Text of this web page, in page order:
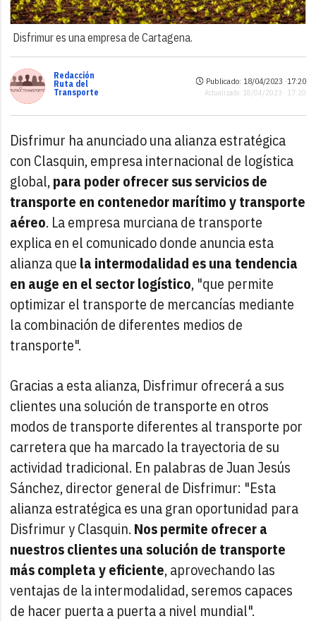
Disfrimur es una empresa de Cartagena.
Redacción
Ruta del
Transporte
Publicado: 18/04/2023 ·17:20
Actualizado: 18/04/2023 · 17:20
Disfrimur ha anunciado una alianza estratégica
con Clasquin, empresa internacional de logística
global,para poder ofrecer sus servicios de
transporte en contenedor marítimo y transporte
aéreo. La empresa murciana de transporte
explica en el comunicado donde anuncia esta
alianza que la intermodalidad es una tendencia
en auge en el sector logístico, "que permite
optimizar el transporte de mercancías mediante
la combinación de diferentes medios de
transporte".
Gracias a esta alianza, Disfrimur ofrecerá a sus
clientes una solución de transporte en otros
modos de transporte diferentes al transporte por
carretera que ha marcado la trayectoria de su
actividad tradicional. En palabras de Juan Jesús
Sánchez, director general de Disfrimur: "Esta
alianza estratégica es una gran oportunidad para
Disfrimur y Clasquin. Nos permite ofrecer a
nuestros clientes una solución de transporte
más completa y eficiente, aprovechando las
ventajas de la intermodalidad, seremos capaces
de hacer puerta a puerta a nivel mundial".